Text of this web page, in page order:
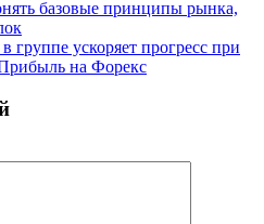
базовые принципы рынка,
группе ускоряет прогресс при
на Форекс